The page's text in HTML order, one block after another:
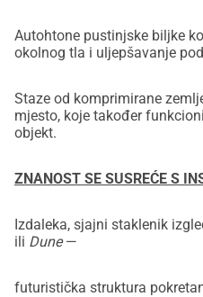
Autohtone pustinjske biljke
okolnog tla i uljepšavanje
Staze od komprimirane
mjesto, koje također
objekt.
ZNANOST SE SUSREĆE S
Izdaleka, sjajni staklenik
ili Dune—
futuristička struktura